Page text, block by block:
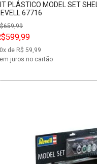
PLÁSTICO MODEL SET
67716
659,99
x de R$ 59,99
juros no cartão